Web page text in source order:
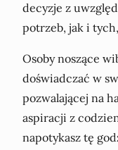
decyzje z
potrzeb, jak i
Osoby noszące
doświadczać w
pozwalającej na
aspiracji z
napotykasz tę